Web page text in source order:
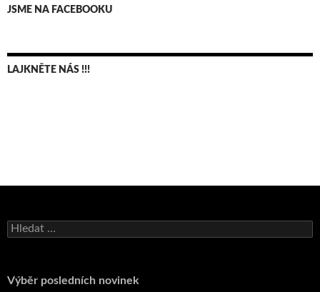
JSME NA FACEBOOKU
LAJKNĚTE NÁS !!!
Vyhledávání
Výběr posledních novinek
Andy Appleton obhájil dlouhodrážní titul!